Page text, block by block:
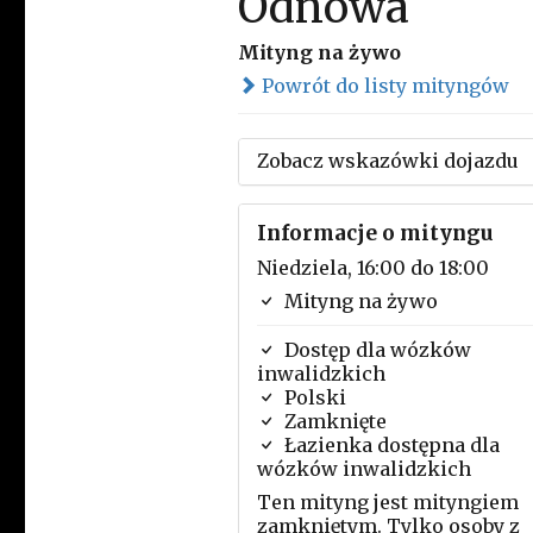
Mityng na żywo
Powrót do listy mityngów
Zobacz wskazówki dojazdu
Informacje o mityngu
Niedziela, 16:00 do 18:00
Mityng na żywo
Dostęp dla wózków
inwalidzkich
Polski
Zamknięte
Łazienka dostępna dla
wózków inwalidzkich
Ten mityng jest mityngiem
zamkniętym. Tylko osoby z